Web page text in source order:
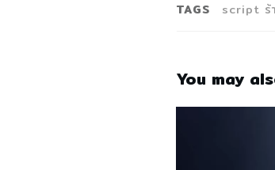
TAGS script ร้
You may